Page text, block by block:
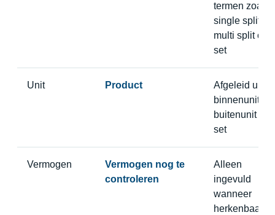
termen zoals
single split,
multi split of
set
Unit Product
Afgeleid uit
binnenunit,
buitenunit of
set
Vermogen
Vermogen nog te
controleren
Alleen
ingevuld
wanneer
herkenbaar in